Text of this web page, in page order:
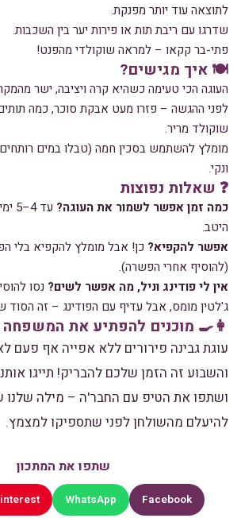
לתוצאה עוד יותר מפנקת.
שדרגו עם ריבת תות או פירות יער בין השכבות.
פתי-בר קקאו – למראה שוקולדי מהפנט!
🍽️ איך מגישים?
העוגה הכי טעימה כשהיא קרה ויציבה, ישר
לפני ההגשה – פזרו מעט אבקת סוכר, כמה
שוקולד מריר.
מומלץ להשתמש בסכין חמה (טבלו במים רותחים
ונקי.
❓ שאלות נפוצות
כמה זמן אפשר לשמור את העוגה?
עד
היטב.
אפשר להקפיא? כן! אבל מומלץ להקפיא בלי
(להוסיף אחרי הפשרה).
אין לי פודינג וניל, מה אפשר לשים? נסו
ג'לטין מומס, אבל עדיף עם הפודינג – זה הסוד
👩‍🍳 מוכנים להפתיע את המשפחה
עוגת גבינה פירורים ללא אפייה אף פעם
והשבוע זה הזמן שלכם להבריק! תייגו
ושתפו את הטיפ עם החבר'ה – מילה שלנו
להיעלם מהשולחן לפני שתספיקו למצמץ.
שתפו את המתכון
Facebook
WhatsApp